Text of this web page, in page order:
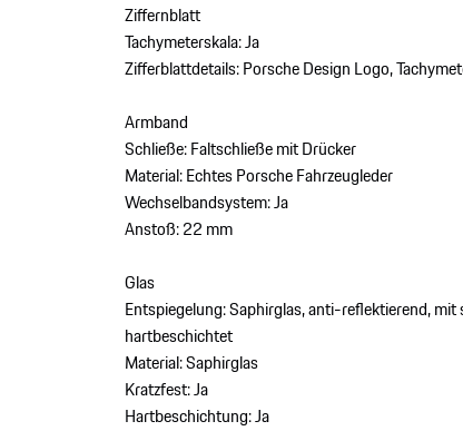
Ziffernblatt
Tachymeterskala: Ja
Zifferblattdetails: Porsche Design Logo,
Armband
Schließe: Faltschließe mit Drücker
Material: Echtes Porsche Fahrzeugleder
Wechselbandsystem: Ja
Anstoß: 22 mm
Glas
Entspiegelung: Saphirglas, anti-reflektierend,
hartbeschichtet
Material: Saphirglas
Kratzfest: Ja
Hartbeschichtung: Ja